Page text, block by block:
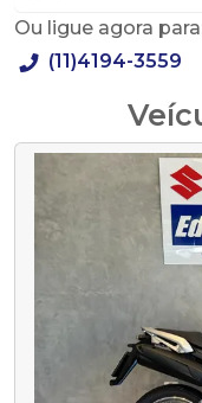
Ou ligue agora
(11)4194-3559